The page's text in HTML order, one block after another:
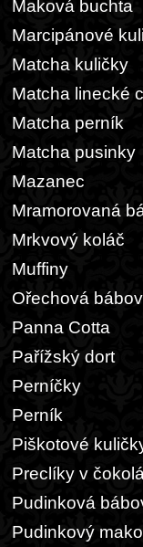
Maková buchta
Marcipánové
Matcha kuličky
Matcha linecké
Matcha perník
Matcha pusinky
Mazanec
Mramorovaná
Mrkvový koláč
Muffiny
Ořechová
Panna Cotta
Pařížský dort
Perníčky
Perník
Piškotové
Preclíky v
Pudinková
Pudinkový